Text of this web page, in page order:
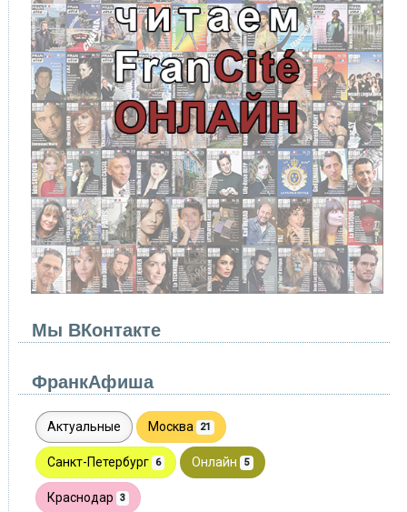
Мы ВКонтакте
ФранкАфиша